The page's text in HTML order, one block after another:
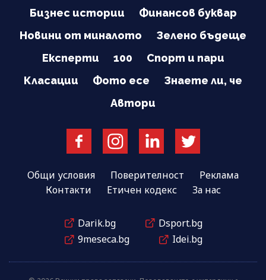
Бизнес истории
Финансов буквар
Новини от миналото
Зелено бъдеще
Експерти
100
Спорт и пари
Класации
Фото есе
Знаете ли, че
Автори
Общи условия Поверителност
Реклама
Контакти
Етичен кодекс За нас
Darik.bg
Dsport.bg
9meseca.bg
Idei.bg